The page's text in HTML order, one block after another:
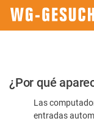
Por
favor,
confirme
¿Por qué
Las
entradas